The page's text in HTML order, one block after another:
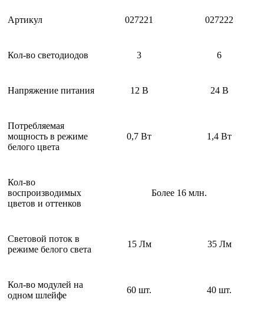
Артикул 027221 027222
Кол-во светодиодов 3 6
Напряжение питания 12 В 24 В
Потребляемая
мощность в режиме
белого цвета
0,7 Вт 1,4 Вт
Кол-во
воспроизводимых
цветов и оттенков
Более 16 млн.
Световой поток в
режиме белого света
15 Лм 35 Лм
Кол-во модулей на
одном шлейфе
60 шт. 40 шт.